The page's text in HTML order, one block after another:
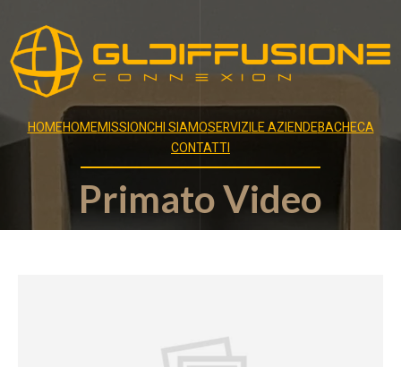
HOMEHOMEMISSIONCHI SIAMOSERVIZILE AZIENDEBACHECA
CONTATTI
Primato Video